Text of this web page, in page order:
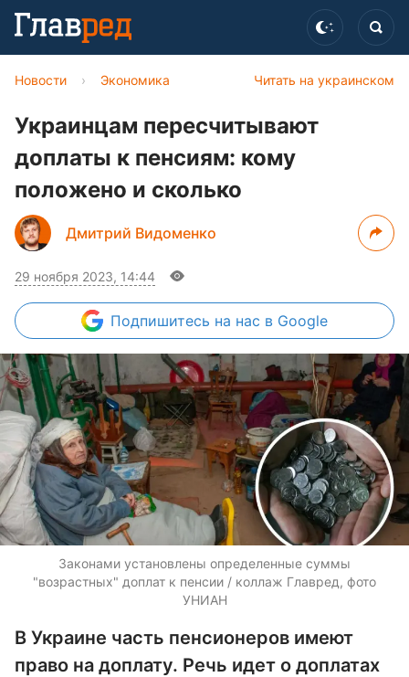
Читать на украинском
Новости › Экономика
Украинцам пересчитывают
доплаты к пенсиям: кому
положено и сколько
Дмитрий Видоменко
29 ноября 2023, 14:44
Подпишитесь на нас в Google
Законами установлены определенные суммы
"возрастных" доплат к пенсии / коллаж Главред, фото
УНИАН
В Украине часть пенсионеров имеют
право на доплату. Речь идет о доплатах